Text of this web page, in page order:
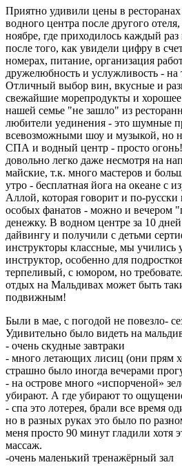
Приятно удивили цены в
водного центра после другого
ноябре, где приходилось каждый раз
после того, как увидели цифру в
номерах, питание, организация
дружелюбность и услужливость - на
Отличный выбор вин, вкусные и
свежайшие морепродукты и
нашей семье "не зашло" из
любители уединения - это шумные
всевозможными шоу и музыкой, но
СПА и водный центр - просто
довольно легко даже несмотря на
майские, т.к. много мастеров и
утро - бесплатная йога на океане с
Аллой, которая говорит и по-
особых фанатов - можно и вечером
денежку. В водном центре за 10
дайвингу и получили с детьми
инструкторы классные, мы учились
инструктор, особенно для
терпеливый, с юмором, но
отдых на Мальдивах может быть
подвижным!
Были в мае, с погодой не повезло-
Удивительно было видеть на
- очень скудные завтраки
- много летающих лисиц (они прям
страшно было иногда вечерами
- на острове много «испорченой»
убирают. А где убирают то
- спа это лотерея, брали все время
но в разных руках это было по
меня просто 90 минут гладили хотя
массаж.
-очень маленький тренажёрный зал